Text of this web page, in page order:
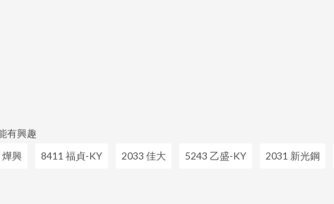
有興趣
興
8411 福貞-KY 2033 佳大 5243 乙盛-KY 2031 新光鋼